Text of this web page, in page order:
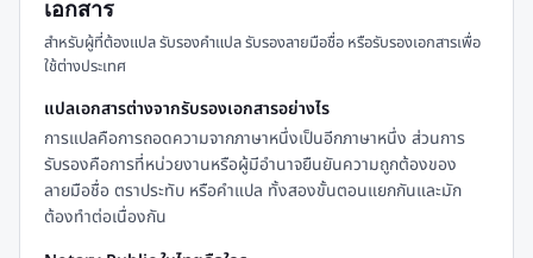
เอกสาร
สำหรับผู้ที่ต้องแปล รับรองคำแปล รับรองลายมือชื่อ หรือรับรองเอกสารเพื่อ
ใช้ต่างประเทศ
แปลเอกสารต่างจากรับรองเอกสารอย่างไร
การแปลคือการถอดความจากภาษาหนึ่งเป็นอีกภาษาหนึ่ง ส่วนการ
รับรองคือการที่หน่วยงานหรือผู้มีอำนาจยืนยันความถูกต้องของ
ลายมือชื่อ ตราประทับ หรือคำแปล ทั้งสองขั้นตอนแยกกันและมัก
ต้องทำต่อเนื่องกัน